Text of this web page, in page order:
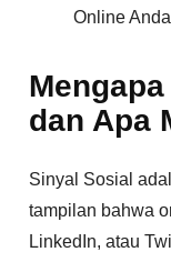
Online Anda
dan Apa
Sinyal Sosial
tampilan bahwa
LinkedIn, atau